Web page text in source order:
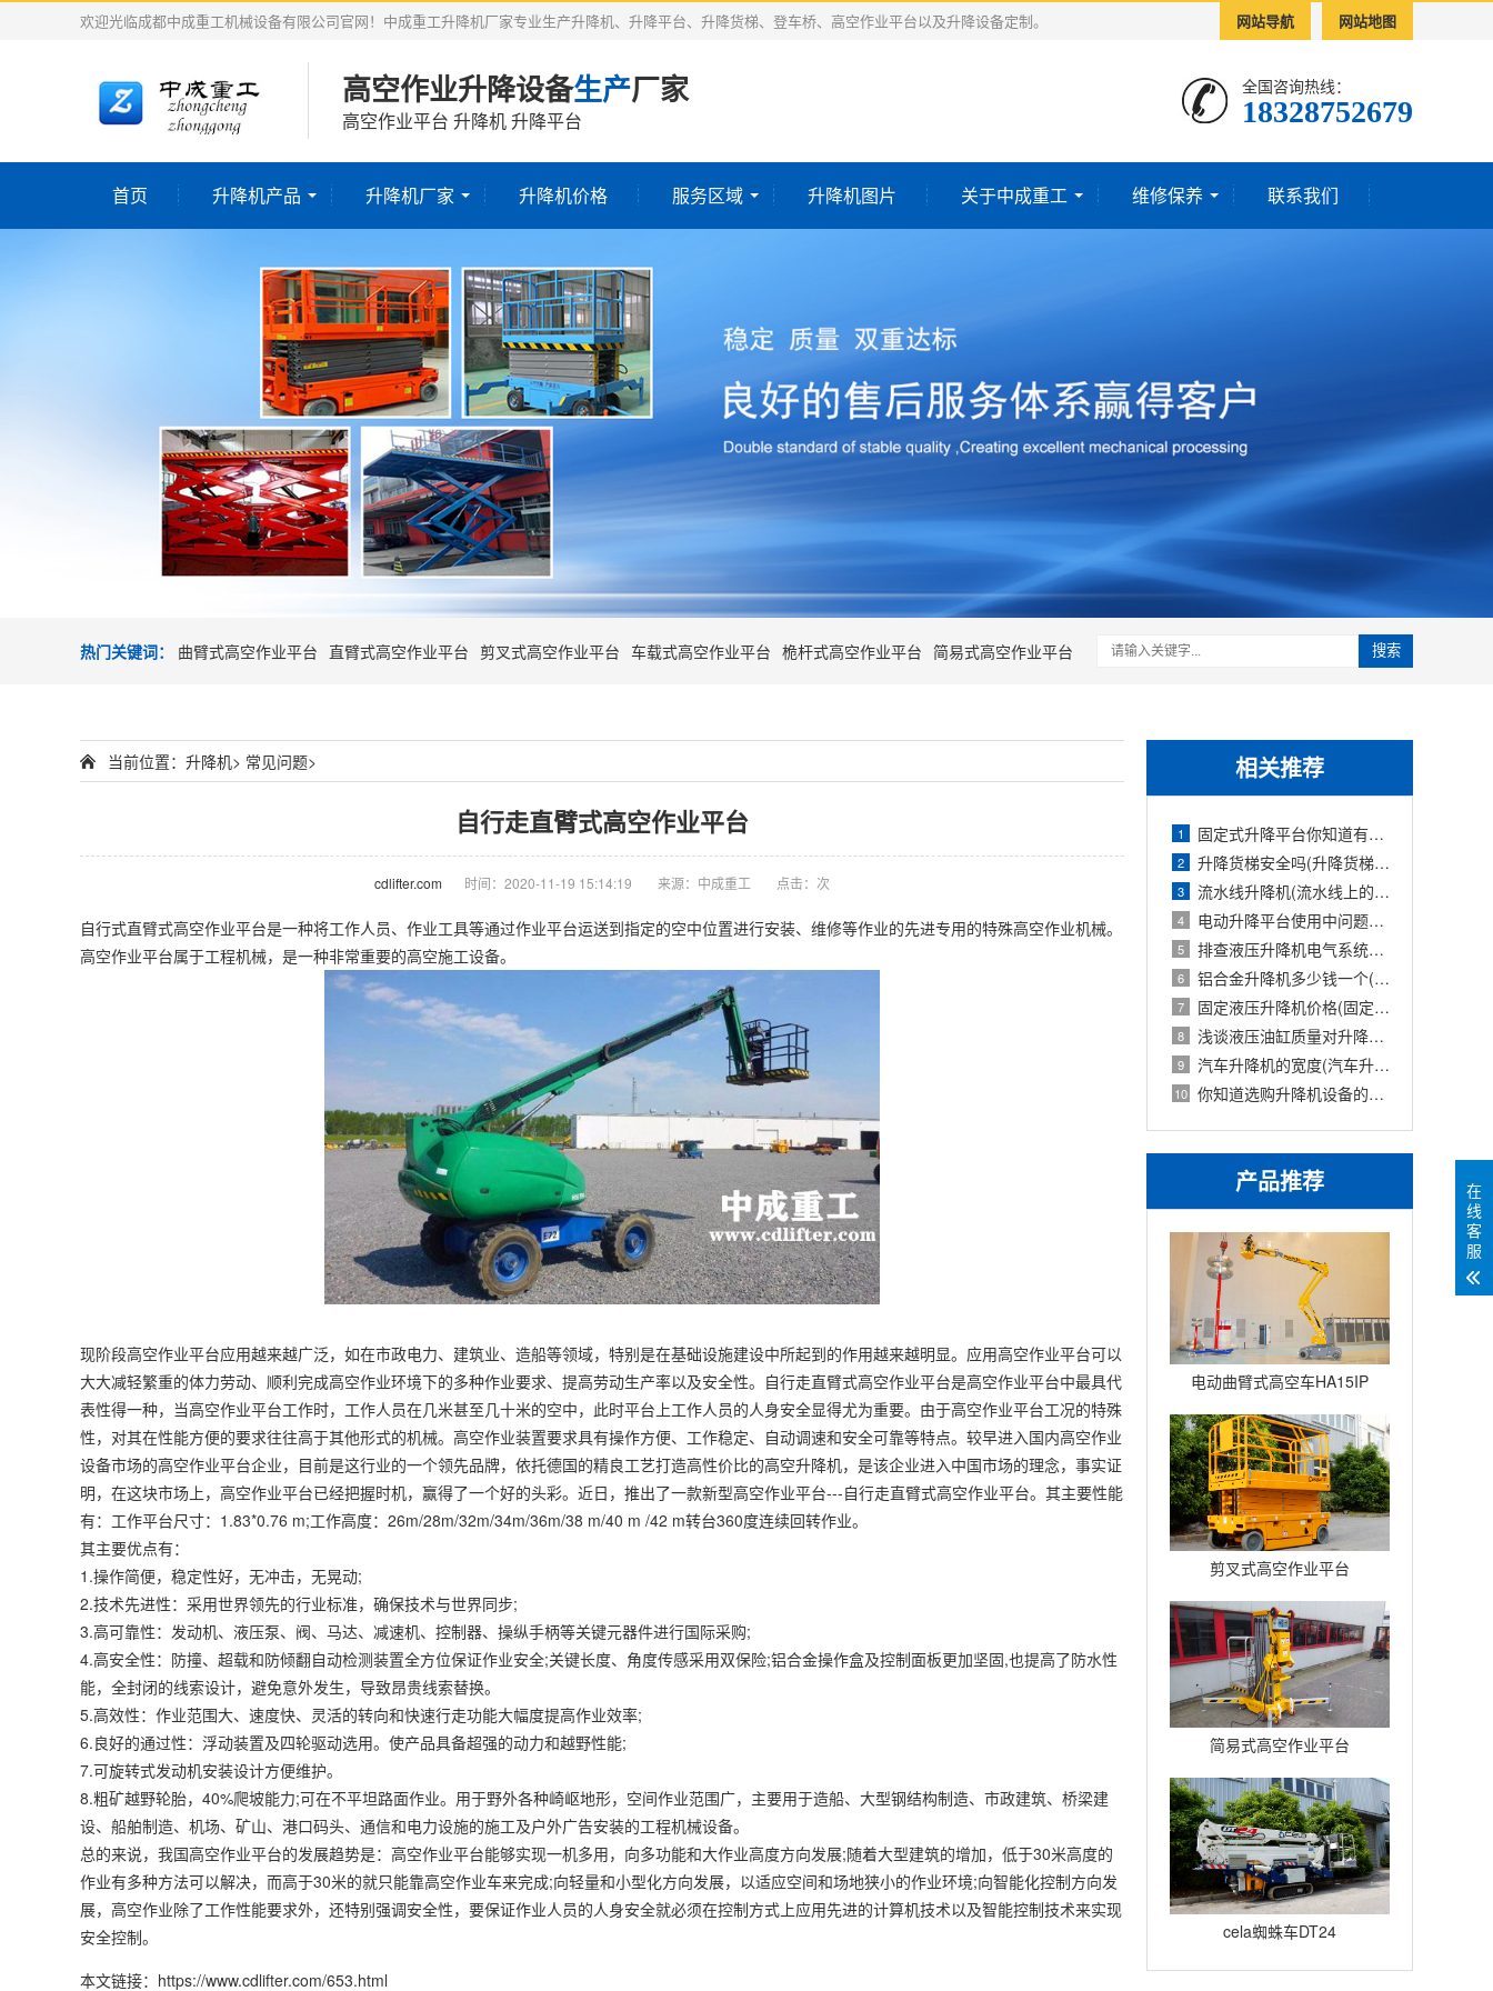
网站导航 网站地图
欢迎光临成都中成重工机械设备有限公司官网！中成重工升降机厂家专业生产升降机、升降平台、升降货梯、登车桥、高空作业平台以及升降设备定制。
高空作业升降设备生产厂家
高空作业平台 升降机 升降平台
全国咨询热线：
18328752679‬
首页 升降机产品 升降机厂家 升降机价格 服务区域 升降机图片 关于中成重工 维修保养 联系我们
热门关键词： 曲臂式高空作业平台 直臂式高空作业平台 剪叉式高空作业平台 车载式高空作业平台 桅杆式高空作业平台 简易式高空作业平台 搜索
相关推荐
1 固定式升降平台你知道有多少种升降方式
2 升降货梯安全吗(升降货梯的种类)
3 流水线升降机(流水线上的升降旋转机构
4 电动升降平台使用中问题检修防护要求
5 排查液压升降机电气系统故障的报告(液压
6 铝合金升降机多少钱一个(铝合金式升降机
7 固定液压升降机价格(固定式液压升降设备
8 浅谈液压油缸质量对升降机的使用影响
9 汽车升降机的宽度(汽车升降机重量)
10 你知道选购升降机设备的技巧吗英文(你知
产品推荐
电动曲臂式高空车HA15IP
剪叉式高空作业平台
Compact12
简易式高空作业平台
Quickup7
cela蜘蛛车DT24
当前位置： 升降机> 常见问题>
自行走直臂式高空作业平台
cdlifter.com 时间：2020-11-19 15:14:19 来源：中成重工 点击： 次
自行式直臂式高空作业平台是一种将工作人员、作业工具等通过作业平台运送到指定的空中位置进行安装、维修等作业的先进专用的特殊高空作业机械。
高空作业平台属于工程机械，是一种非常重要的高空施工设备。
现阶段高空作业平台应用越来越广泛，如在市政电力、建筑业、造船等领域，特别是在基础设施建设中所起到的作用越来越明显。应用高空作业平台可以
大大减轻繁重的体力劳动、顺利完成高空作业环境下的多种作业要求、提高劳动生产率以及安全性。自行走直臂式高空作业平台是高空作业平台中最具代
表性得一种，当高空作业平台工作时，工作人员在几米甚至几十米的空中，此时平台上工作人员的人身安全显得尤为重要。由于高空作业平台工况的特殊
性，对其在性能方便的要求往往高于其他形式的机械。高空作业装置要求具有操作方便、工作稳定、自动调速和安全可靠等特点。较早进入国内高空作业
设备市场的高空作业平台企业，目前是这行业的一个领先品牌，依托德国的精良工艺打造高性价比的高空升降机，是该企业进入中国市场的理念，事实证
明，在这块市场上，高空作业平台已经把握时机，赢得了一个好的头彩。近日，推出了一款新型高空作业平台---自行走直臂式高空作业平台。其主要性能
有：工作平台尺寸：1.83*0.76 m;工作高度：26m/28m/32m/34m/36m/38 m/40 m /42 m转台360度连续回转作业。
其主要优点有：
1.操作简便，稳定性好，无冲击，无晃动;
2.技术先进性：采用世界领先的行业标准，确保技术与世界同步;
3.高可靠性：发动机、液压泵、阀、马达、减速机、控制器、操纵手柄等关键元器件进行国际采购;
4.高安全性：防撞、超载和防倾翻自动检测装置全方位保证作业安全;关键长度、角度传感采用双保险;铝合金操作盒及控制面板更加坚固,也提高了防水性
能，全封闭的线索设计，避免意外发生，导致昂贵线索替换。
5.高效性：作业范围大、速度快、灵活的转向和快速行走功能大幅度提高作业效率;
6.良好的通过性：浮动装置及四轮驱动选用。使产品具备超强的动力和越野性能;
7.可旋转式发动机安装设计方便维护。
8.粗矿越野轮胎，40%爬坡能力;可在不平坦路面作业。用于野外各种崎岖地形，空间作业范围广，主要用于造船、大型钢结构制造、市政建筑、桥梁建
设、船舶制造、机场、矿山、港口码头、通信和电力设施的施工及户外广告安装的工程机械设备。
总的来说，我国高空作业平台的发展趋势是：高空作业平台能够实现一机多用，向多功能和大作业高度方向发展;随着大型建筑的增加，低于30米高度的
作业有多种方法可以解决，而高于30米的就只能靠高空作业车来完成;向轻量和小型化方向发展，以适应空间和场地狭小的作业环境;向智能化控制方向发
展，高空作业除了工作性能要求外，还特别强调安全性，要保证作业人员的人身安全就必须在控制方式上应用先进的计算机技术以及智能控制技术来实现
安全控制。
本文链接：https://www.cdlifter.com/653.html
在
线
客
服